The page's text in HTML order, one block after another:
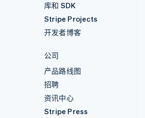
库和 SDK
Stripe Projects
开发者博客
公司
产品路线图
招聘
资讯中心
Stripe Press